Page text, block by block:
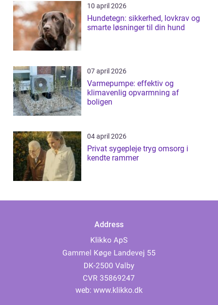
10 april 2026
Hundetegn: sikkerhed, lovkrav og
smarte løsninger til din hund
07 april 2026
Varmepumpe: effektiv og
klimavenlig opvarmning af
boligen
04 april 2026
Privat sygepleje tryg omsorg i
kendte rammer
Address
web: www.klikko.dk